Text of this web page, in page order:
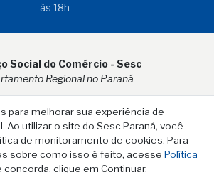
para melhorar sua experiência de
Ao utilizar o site do Sesc Paraná, você
de monitoramento de cookies. Para
sobre como isso é feito, acesse Política
concorda, clique em Continuar.
às 18h
Social do Comércio - Sesc
Regional no Paraná
Branco, 931 - CEP 80.410-001 - Curitiba -
PR